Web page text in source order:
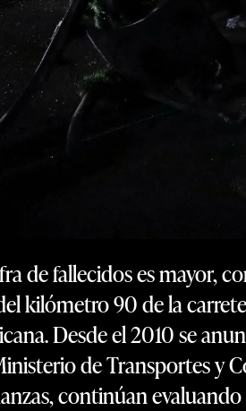
de fallecidos es mayor,
kilómetro 90 de la
Desde el 2010 se
de Transportes y
continúan